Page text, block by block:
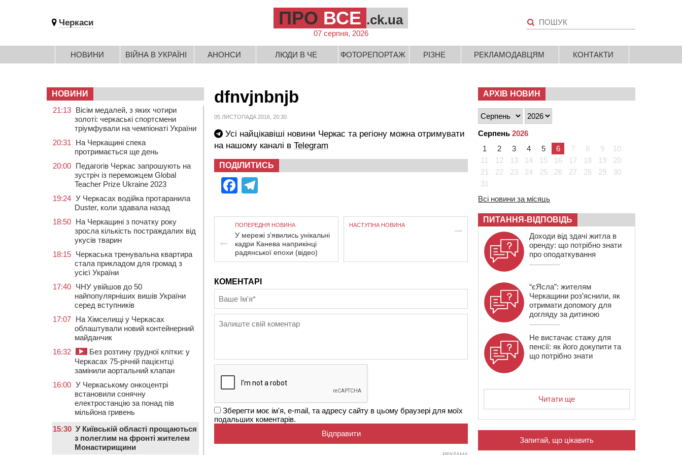
Черкаси ПРО ВСЕ .ck.ua
07 серпня, 2026
НОВИНИ ВІЙНА В УКРАЇНІ АНОНСИ ЛЮДИ В ЧЕ ФОТОРЕПОРТАЖ РІЗНЕ РЕКЛАМОДАВЦЯМ КОНТАКТИ
dfnvjnbnjb
05 ЛИСТОПАДА 2016, 20:30
Усі найцікавіші новини Черкас та регіону можна отримувати
на нашому каналі в Telegram
ПОДІЛИТИСЬ
Facebook
ПОПЕРЕДНЯ НОВИНА
У мережі з’явились унікальні
кадри Канева наприкінці
радянської епохи (відео)
НАСТУПНА НОВИНА
КОМЕНТАРІ
Зберегти моє ім'я, e-mail, та адресу сайту в цьому браузері для моїх
подальших коментарів.
НОВИНИ
21:13 Вісім медалей, з яких чотири
золоті: черкаські спортсмени
тріумфували на чемпіонаті України
20:31
На Черкащині спека
протримається ще день
20:00 Педагогів Черкас запрошують на
зустріч із переможцем Global
Teacher Prize Ukraine 2023
19:24 У Черкасах водійка протаранила
Duster, коли здавала назад
18:50 На Черкащині з початку року
зросла кількість постраждалих від
укусів тварин
18:15 Черкаська тренувальна квартира
стала прикладом для громад з
усієї України
17:40 ЧНУ увійшов до 50
найпопулярніших вишів України
серед вступників
17:07 На Хімселищі у Черкасах
облаштували новий контейнерний
майданчик
16:32
Без розтину грудної клітки: у
Черкасах 75-річній пацієнтці
замінили аортальний клапан
16:00 У Черкаському онкоцентрі
встановили сонячну
електростанцію за понад пів
мільйона гривень
15:30 У Київській області прощаються
з полеглим на фронті жителем
Монастирищини
АРХІВ НОВИН
Серпень 2026
1
2 3 4 5 6 7 8 9
10
11
12 13 14 15 16 17 18 19
20
21
22 23 24 25 26 27 28 29
30
31
Всі новини за місяць
ПИТАННЯ-ВІДПОВІДЬ
Доходи від здачі житла в
оренду: що потрібно знати
про оподаткування
“єЯсла”: жителям
Черкащини роз’яснили, як
отримати допомогу для
догляду за дитиною
Не вистачає стажу для
пенсії: як його докупити та
що потрібно знати
Читати ще
Запитай, що цікавить